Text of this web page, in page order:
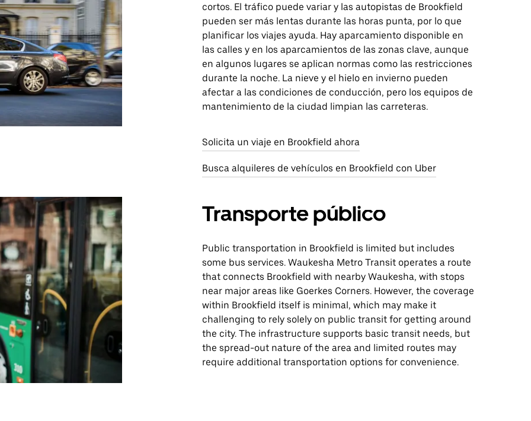
cortos. El tráfico puede variar y las autopistas de Brookfield
pueden ser más lentas durante las horas punta, por lo que
planificar los viajes ayuda. Hay aparcamiento disponible en
las calles y en los aparcamientos de las zonas clave, aunque
en algunos lugares se aplican normas como las restricciones
durante la noche. La nieve y el hielo en invierno pueden
afectar a las condiciones de conducción, pero los equipos de
mantenimiento de la ciudad limpian las carreteras.
Solicita un viaje en Brookfield ahora
Busca alquileres de vehículos en Brookfield con Uber
Transporte público
Public transportation in Brookfield is limited but includes
some bus services. Waukesha Metro Transit operates a route
that connects Brookfield with nearby Waukesha, with stops
near major areas like Goerkes Corners. However, the coverage
within Brookfield itself is minimal, which may make it
challenging to rely solely on public transit for getting around
the city. The infrastructure supports basic transit needs, but
the spread-out nature of the area and limited routes may
require additional transportation options for convenience.